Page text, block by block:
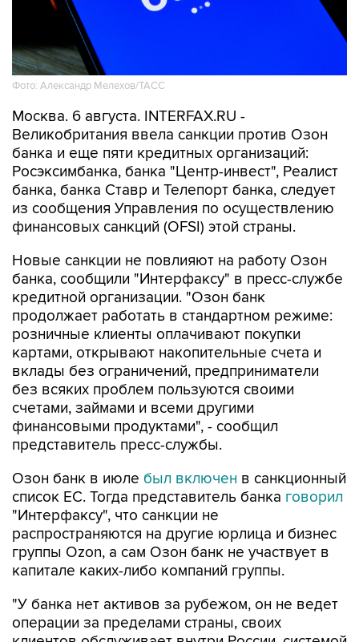
Фото: Александр Мелехов/ТАСС
Москва. 6 августа. INTERFAX.RU -
Великобритания ввела санкции против Озон
банка и еще пяти кредитных организаций:
Росэксимбанка, банка "Центр-инвест", Реалист
банка, банка Ставр и Телепорт банка, следует
из сообщения Управления по осуществлению
финансовых санкций (OFSI) этой страны.
Новые санкции не повлияют на работу Озон
банка, сообщили "Интерфаксу" в пресс-службе
кредитной организации. "Озон банк
продолжает работать в стандартном режиме:
розничные клиенты оплачивают покупки
картами, открывают накопительные счета и
вклады без ограничений, предприниматели
без всяких проблем пользуются своими
счетами, займами и всеми другими
финансовыми продуктами", - сообщил
представитель пресс-службы.
Озон банк в июле был включен в санкционный
список ЕС. Тогда представитель банка говорил
"Интерфаксу", что санкции не
распространяются на другие юрлица и бизнес
группы Ozon, а сам Озон банк не участвует в
капитале каких-либо компаний группы.
"У банка нет активов за рубежом, он не ведет
операции за пределами страны, своих